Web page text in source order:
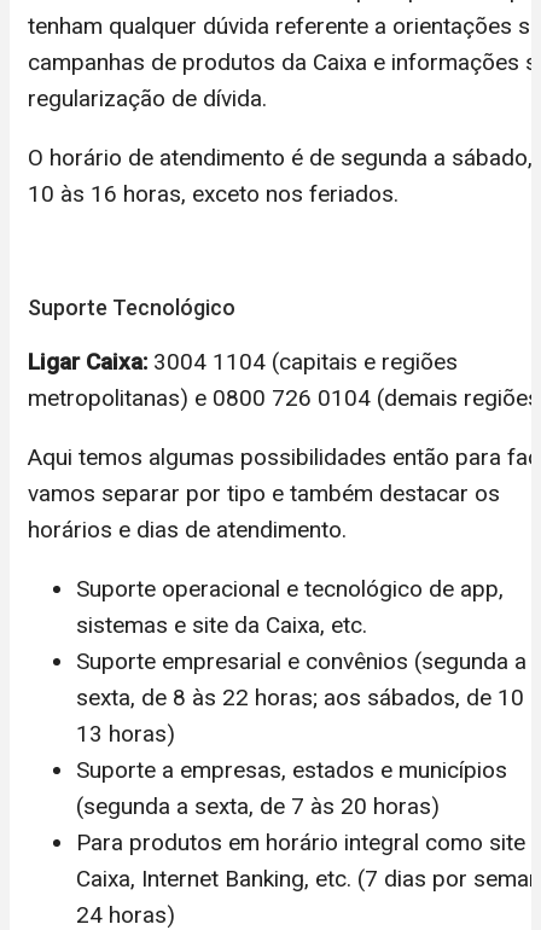
tenham qualquer dúvida referente a orientações
campanhas de produtos da Caixa e informações
regularização de dívida.
O horário de atendimento é de segunda a sábado,
10 às 16 horas, exceto nos feriados.
Suporte Tecnológico
Ligar Caixa: 3004 1104 (capitais e regiões
metropolitanas) e 0800 726 0104 (demais
Aqui temos algumas possibilidades então para
vamos separar por tipo e também destacar os
horários e dias de atendimento.
Suporte operacional e tecnológico de app,
sistemas e site da Caixa, etc.
Suporte empresarial e convênios (segunda a
sexta, de 8 às 22 horas; aos sábados, de 10
13 horas)
Suporte a empresas, estados e municípios
(segunda a sexta, de 7 às 20 horas)
Para produtos em horário integral como site
Caixa, Internet Banking, etc. (7 dias por
24 horas)